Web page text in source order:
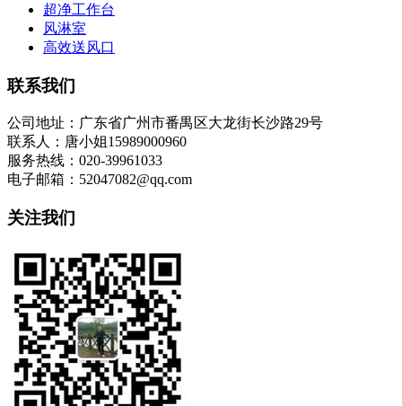
超净工作台
风淋室
高效送风口
联系我们
公司地址：广东省广州市番禺区大龙街长沙路29号
联系人：唐小姐15989000960
服务热线：020-39961033
电子邮箱：52047082@qq.com
关注我们